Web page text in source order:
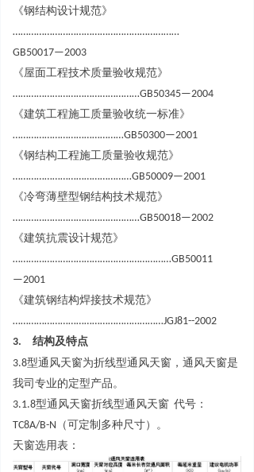
《钢结构设计规范》
………………………………………………………
GB50017—2003
《屋面工程技术质量验收规范》
…………………………………………GB50345—2004
《建筑工程施工质量验收统一标准》
……………………………………GB50300—2001
《钢结构工程施工质量验收规范》
………………………………………GB50009—2001
《冷弯薄壁型钢结构技术规范》
…………………………………………GB50018—2002
《建筑抗震设计规范》
……………………………………………………GB50011
—2001
《建筑钢结构焊接技术规范》
…………………………………………………JGJ81--2002
3.
结构及特点
3.8型通风天窗为折线型通风天窗，通风天窗是
我司专业的定型产品。
3.1.8型通风天窗折线型通风天窗 代号 ：
TC8A/B-N （可定制多种尺寸）。
天窗选用表：